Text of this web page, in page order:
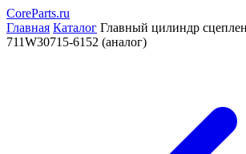
CoreParts.ru
Главная Каталог Главный цилиндр
711W30715-6152 (аналог)